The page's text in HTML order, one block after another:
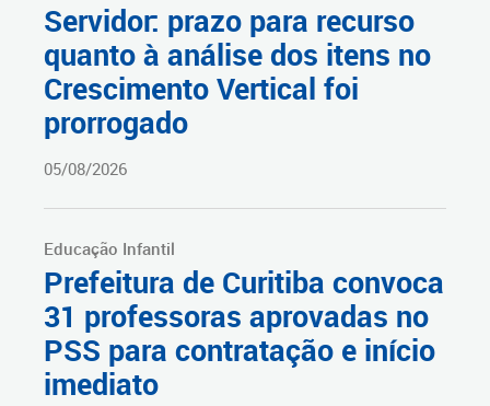
Servidor: prazo para recurso
quanto à análise dos itens no
Crescimento Vertical foi
prorrogado
05/08/2026
Educação Infantil
Prefeitura de Curitiba convoca
31 professoras aprovadas no
PSS para contratação e início
imediato